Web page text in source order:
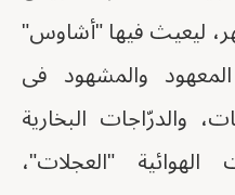
ليعيث فيها "أشاوس"
والمشهود فى
والدرّاجات البخارية
الهوائية "العجلات"،